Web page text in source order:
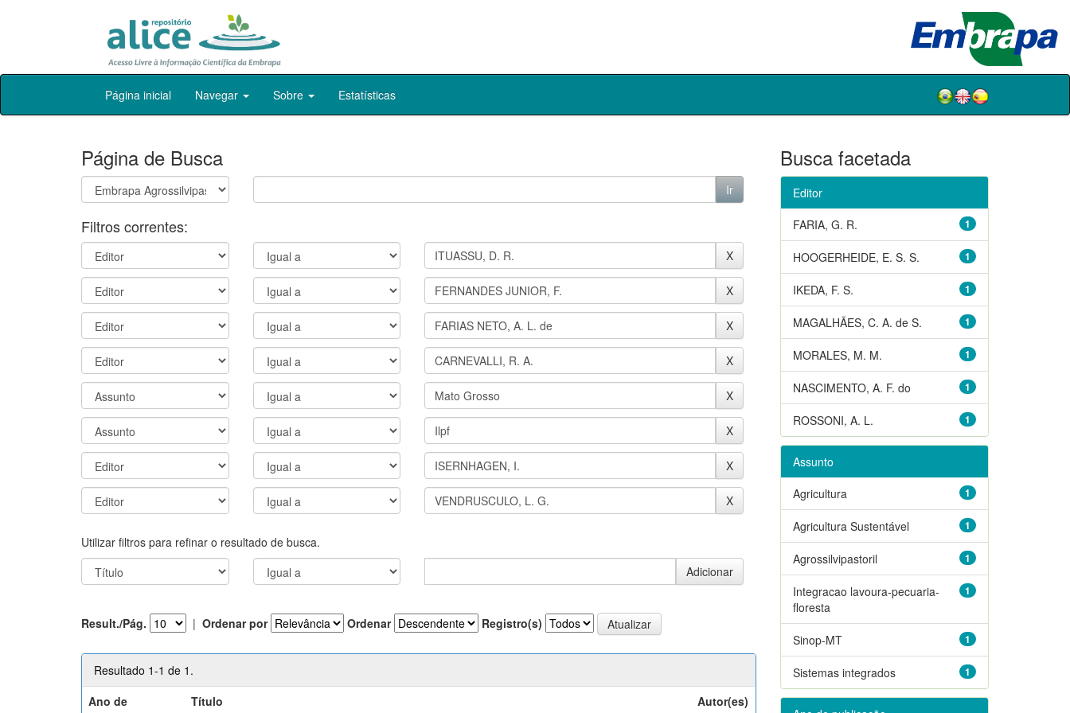
Skip
Página inicial Navegar Sobre Estatísticas
Página de Busca
Filtros correntes:
Utilizar filtros para refinar o resultado de busca.
Result./Pág. | Ordenar por Ordenar Registro(s)
Resultado 1-1 de 1.
Ano de
Título Autor(es)
Busca facetada
Editor
1
FARIA, G. R.
1
HOOGERHEIDE, E. S. S.
1
IKEDA, F. S.
1
MAGALHÃES, C. A. de S.
1
MORALES, M. M.
1
NASCIMENTO, A. F. do
1
ROSSONI, A. L.
Assunto
1
Agricultura
1
Agricultura Sustentável
1
Agrossilvipastoril
1
Integracao lavoura-pecuaria-
floresta
1
Sinop-MT
1
Sistemas integrados